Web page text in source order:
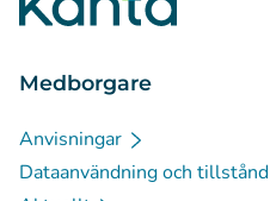
Medborgare
Anvisningar
Dataanvändning och tillstånd